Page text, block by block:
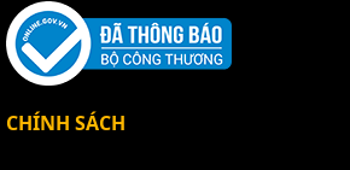
void setup() {
lcd.init(); // initialize the lcd
lcd.init();
lcd.backlight();
CHÍNH SÁCH